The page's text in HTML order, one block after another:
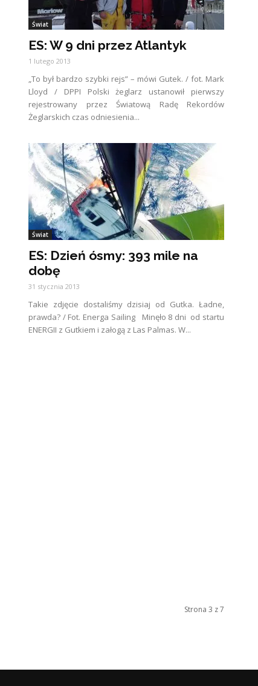
Świat
ES: W 9 dni przez Atlantyk
1 lutego 2013
„To był bardzo szybki rejs” – mówi Gutek. / fot. Mark
Lloyd / DPPI Polski żeglarz ustanowił pierwszy
rejestrowany przez Światową Radę Rekordów
Żeglarskich czas odniesienia...
Świat
ES: Dzień ósmy: 393 mile na
dobę
31 stycznia 2013
Takie zdjęcie dostaliśmy dzisiaj od Gutka. Ładne,
prawda? / Fot. Energa Sailing Minęło 8 dni od startu
ENERGII z Gutkiem i załogą z Las Palmas. W...
Strona 3 z 7